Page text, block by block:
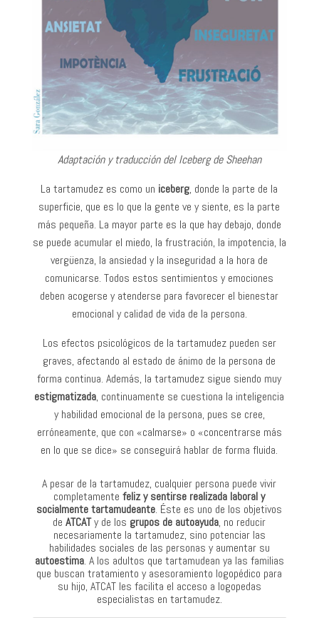
Adaptación y traducción del Iceberg de Sheehan
La tartamudez es como un iceberg, donde la parte de la
superficie, que es lo que la gente ve y siente, es la parte
más pequeña. La mayor parte es la que hay debajo, donde
se puede acumular el miedo, la frustración, la impotencia, la
vergüenza, la ansiedad y la inseguridad a la hora de
comunicarse. Todos estos sentimientos y emociones
deben acogerse y atenderse para favorecer el bienestar
emocional y calidad de vida de la persona.
Los efectos psicológicos de la tartamudez pueden ser
graves, afectando al estado de ánimo de la persona de
forma continua. Además, la tartamudez sigue siendo muy
estigmatizada, continuamente se cuestiona la inteligencia
y habilidad emocional de la persona, pues se cree,
erróneamente, que con «calmarse» o «concentrarse más
en lo que se dice» se conseguirá hablar de forma fluida.
A pesar de la tartamudez, cualquier persona puede vivir
completamentefeliz y sentirse realizada laboral y
socialmente tartamudeante. Éste es uno de los objetivos
deATCATy de los grupos de autoayuda, no reducir
necesariamente la tartamudez, sino potenciar las
habilidades sociales de las personas y aumentar su
autoestima. A los adultos que tartamudean ya las familias
que buscan tratamiento y asesoramiento logopédico para
su hijo, ATCAT les facilita el acceso a logopedas
especialistas en tartamudez.